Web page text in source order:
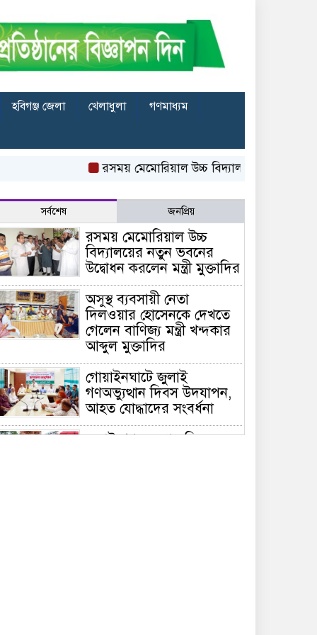
হবিগঞ্জ জেলা খেলাধুলা
গণমাধ্যম
রসময় মেমোরিয়াল উচ্চ বিদ্যালয়ের নতুন ভবনের
সর্বশেষ জনপ্রিয়
রসময় মেমোরিয়াল উচ্চ
বিদ্যালয়ের নতুন ভবনের
উদ্বোধন করলেন মন্ত্রী মুক্তাদির
অসুস্থ ব্যবসায়ী নেতা
দিলওয়ার হোসেনকে দেখতে
গেলেন বাণিজ্য মন্ত্রী খন্দকার
আব্দুল মুক্তাদির
গোয়াইনঘাটে জুলাই
গণঅভ্যুত্থান দিবস উদযাপন,
আহত যোদ্ধাদের সংবর্ধনা
জুলাই গণঅভ্যুত্থান দিবসে